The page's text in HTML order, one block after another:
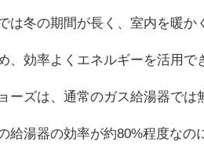
は冬の期間が長く、室内を暖か
、効率よくエネルギーを活用で
ーズは、通常のガス給湯器では
給湯器の効率が約80%程度なの